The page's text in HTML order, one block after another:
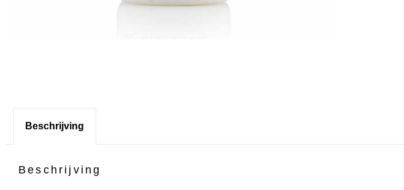
Beschrijving
Beschrijving